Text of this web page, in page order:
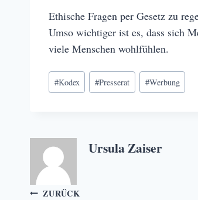
Ethische Fragen per Gesetz zu
Umso wichtiger ist es, dass sich
viele Menschen wohlfühlen.
Schlagworte:
#Kodex #Presserat #Werbung
Ursula Zaiser
ZURÜCK